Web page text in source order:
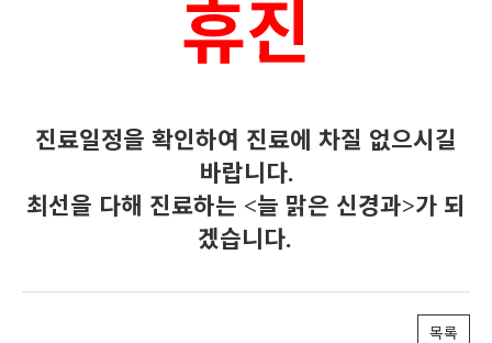
휴진
진료일정을 확인하여 진료에 차질 없으시길
바랍니다.
최선을 다해 진료하는 <늘 맑은 신경과>가 되
겠습니다.
목록